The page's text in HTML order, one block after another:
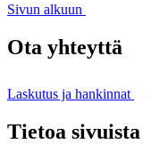
Sivun alkuun
Ota yhteyttä
Laskutus ja hankinnat
Tietoa sivuista